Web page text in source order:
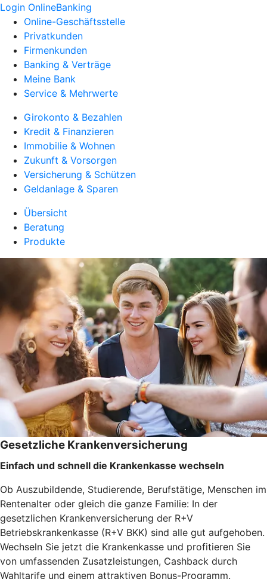
Login OnlineBanking
Online-Geschäftsstelle
Privatkunden
Firmenkunden
Banking & Verträge
Meine Bank
Service & Mehrwerte
Girokonto & Bezahlen
Kredit & Finanzieren
Immobilie & Wohnen
Zukunft & Vorsorgen
Versicherung & Schützen
Geldanlage & Sparen
Übersicht
Beratung
Produkte
Gesetzliche Krankenversicherung
Einfach und schnell die Krankenkasse wechseln
Ob Auszubildende, Studierende, Berufstätige, Menschen im
Rentenalter oder gleich die ganze Familie: In der
gesetzlichen Krankenversicherung der R+V
Betriebskrankenkasse (R+V BKK) sind alle gut aufgehoben.
Wechseln Sie jetzt die Krankenkasse und profitieren Sie
von umfassenden Zusatzleistungen, Cashback durch
Wahltarife und einem attraktiven Bonus-Programm.